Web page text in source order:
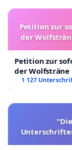
Petition zur
der
Petition zur
der
1 127